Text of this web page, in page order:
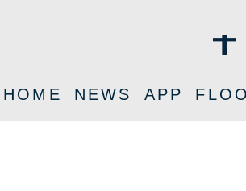
HOME NEWS APP